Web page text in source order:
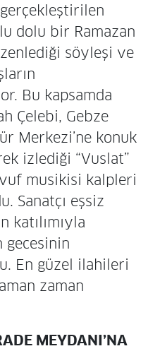
dolu bir Ramazan
söyleşi ve
Bu kapsamda
Çelebi, Gebze
Merkezi’ne konuk
izlediği “Vuslat”
musikisi kalpleri
Sanatçı eşsiz
gecesinin
En güzel ilahileri
zaman
MEYDANI’NA